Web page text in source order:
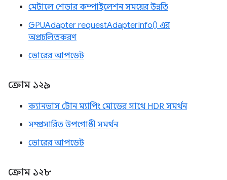
মেটালে শেডার কম্পাইলেশন সময়ের উন্নতি
GPUAdapter requestAdapterInfo() এর
অপ্রচলিতকরণ
ভোরের আপডেট
ক্রোম ১২৯
ক্যানভাস টোন ম্যাপিং মোডের সাথে HDR সমর্থন
সম্প্রসারিত উপগোষ্ঠী সমর্থন
ভোরের আপডেট
ক্রোম ১২৮